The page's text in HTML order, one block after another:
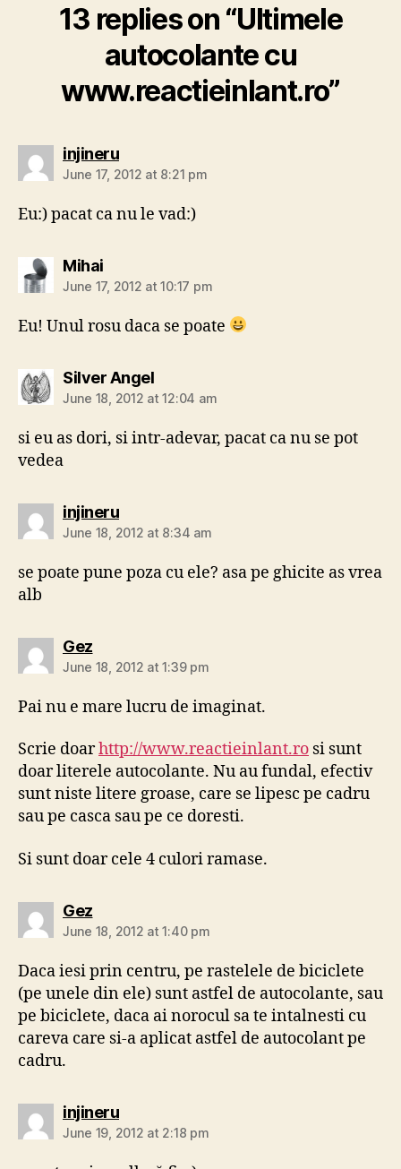
13 replies on “Ultimele
autocolante cu
www.reactieinlant.ro”
injinerusays:
June 17, 2012 at 8:21 pm
Eu:) pacat ca nu le vad:)
Mihaisays:
June 17, 2012 at 10:17 pm
Eu! Unul rosu daca se poate
Silver Angelsays:
June 18, 2012 at 12:04 am
si eu as dori, si intr-adevar, pacat ca nu se pot
vedea
injinerusays:
June 18, 2012 at 8:34 am
se poate pune poza cu ele? asa pe ghicite as vrea
alb
Gezsays:
June 18, 2012 at 1:39 pm
Pai nu e mare lucru de imaginat.
Scrie doarhttp://www.reactieinlant.ro si sunt
doar literele autocolante. Nu au fundal, efectiv
sunt niste litere groase, care se lipesc pe cadru
sau pe casca sau pe ce doresti.
Si sunt doar cele 4 culori ramase.
Gezsays:
June 18, 2012 at 1:40 pm
Daca iesi prin centru, pe rastelele de biciclete
(pe unele din ele) sunt astfel de autocolante, sau
pe biciclete, daca ai norocul sa te intalnesti cu
careva care si-a aplicat astfel de autocolant pe
cadru.
injinerusays:
June 19, 2012 at 2:18 pm